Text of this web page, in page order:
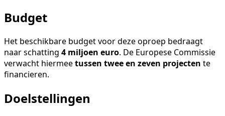
Budget
Het beschikbare budget voor deze oproep bedraagt
naar schatting 4 miljoen euro. De Europese Commissie
verwacht hiermeetussen twee en zeven projecten te
financieren.
Doelstellingen